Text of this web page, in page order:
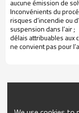
aucune émission de
Inconvénients du
risques d’incendie ou
suspension dans l’air ;
délais attribuables aux
ne convient pas pour